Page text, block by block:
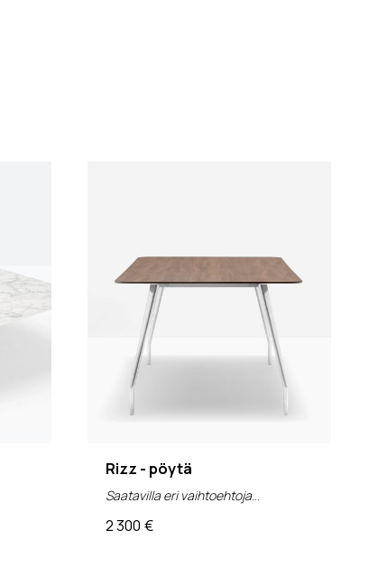
Rizz - pöytä
Saatavilla eri vaihtoehtoja
(alv 0%)
2 300 €